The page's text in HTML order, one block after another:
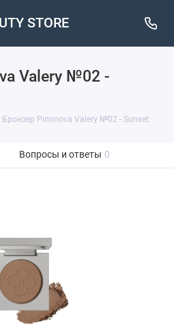
STORE
Valery №02 -
Бронзер Piminova Valery №02 - Sunset
Вопросы и ответы 0